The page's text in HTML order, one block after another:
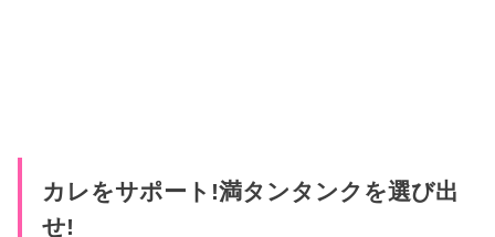
カレをサポート!満タンタンクを選び出
せ!